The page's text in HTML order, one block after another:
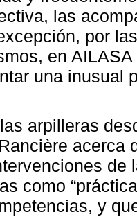
las
por
en
una inusual
arpilleras
acerca
de
como
y